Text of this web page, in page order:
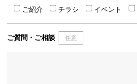
ご紹介
チラシ イベント
ご質問・ご相談 任意